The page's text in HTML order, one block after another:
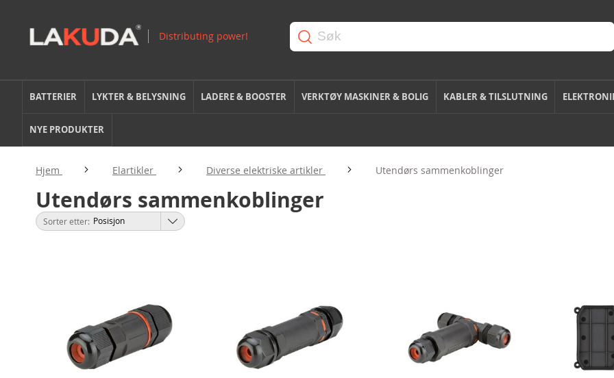
BATTERIER LYKTER & BELYSNING LADERE & BOOSTER VERKTØY MASKINER & BOLIG KABLER & TILSLUTNING
NYE PRODUKTER
Hjem Elartikler Diverse elektriske artikler Utendørs sammenkoblinger
Utendørs sammenkoblinger
Sorter etter